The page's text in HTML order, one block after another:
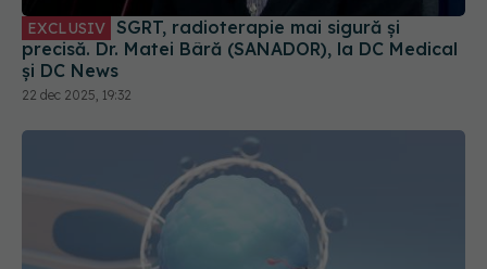
EXCLUSIV
precisă. Dr. Matei Bâră (SANADOR), la DC Medical
și DC News
22 dec 2025, 19:32